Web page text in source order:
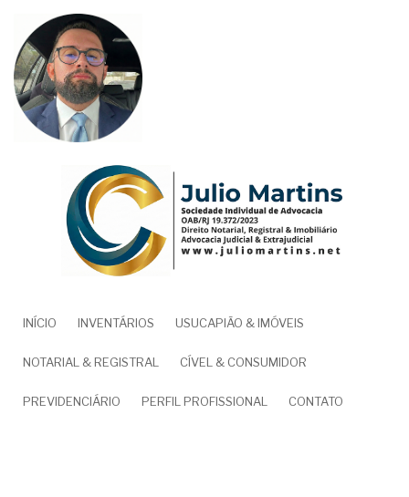
para
conteúdo
principal
NAVEGAÇÃO
PRINCIPAL
INÍCIO INVENTÁRIOS USUCAPIÃO & IMÓVEIS
NOTARIAL & REGISTRAL CÍVEL & CONSUMIDOR
PREVIDENCIÁRIO PERFIL PROFISSIONAL CONTATO